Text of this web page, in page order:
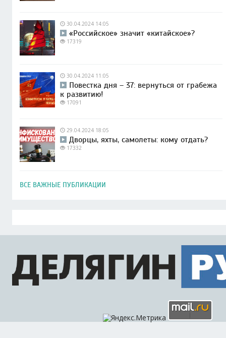
30.04.2024 14:05
«Российское» значит «китайское»?
17319
30.04.2024 11:05
Повестка дня – 37: вернуться от грабежа
к развитию!
17091
29.04.2024 18:05
Дворцы, яхты, самолеты: кому отдать?
17332
ВСЕ ВАЖНЫЕ ПУБЛИКАЦИИ